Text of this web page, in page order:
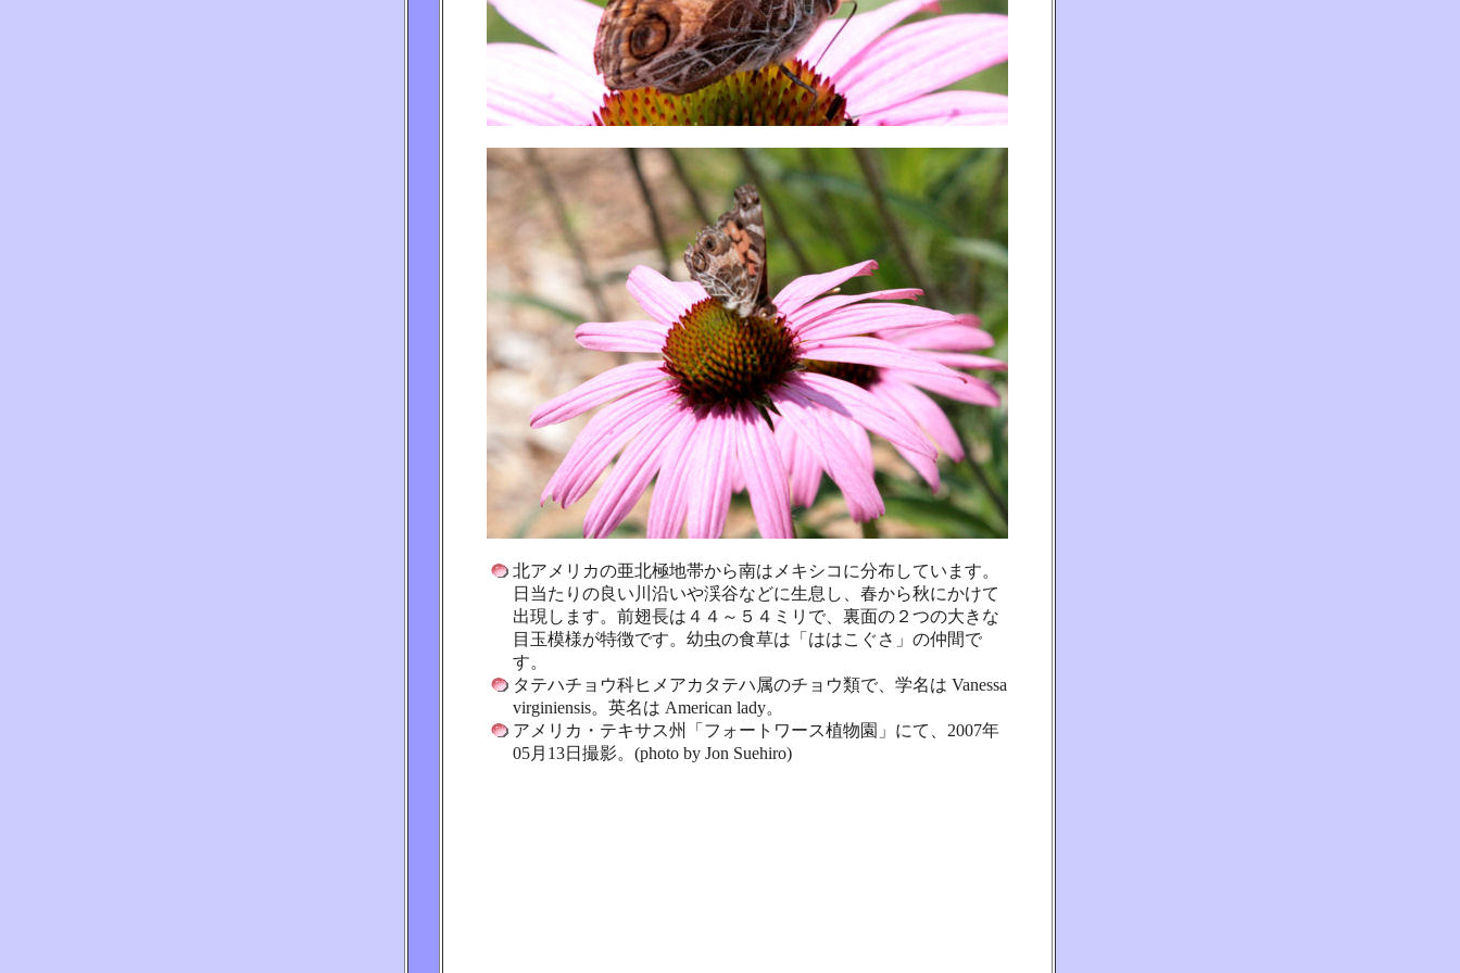
北アメリカの亜北極地帯から南はメキシコに分布しています。
日当たりの良い川沿いや渓谷などに生息し、春から秋にかけて
出現します。前翅長は４４～５４ミリで、裏面の２つの大きな
目玉模様が特徴です。幼虫の食草は「ははこぐさ」の仲間で
す。
タテハチョウ科ヒメアカタテハ属のチョウ類で、学名は Vanessa
virginiensis。英名は American lady。
アメリカ・テキサス州「フォートワース植物園」にて、2007年
05月13日撮影。(photo by Jon Suehiro)